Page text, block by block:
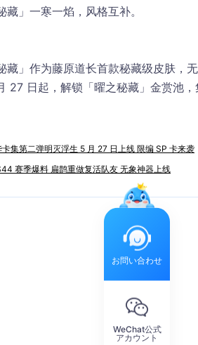
藏」一寒一焰，风格互补。
藏」作为藤原道长首款秘藏级皮肤
27 日起，解锁「曜之秘藏」金赏池
集第二弹明灭浮生 5 月 27 日上线 限编 SP 卡来袭
赛季爆料 扁鹊重做复活队友 无象神器上线
お問い合わせ
WeChat公式
アカウント